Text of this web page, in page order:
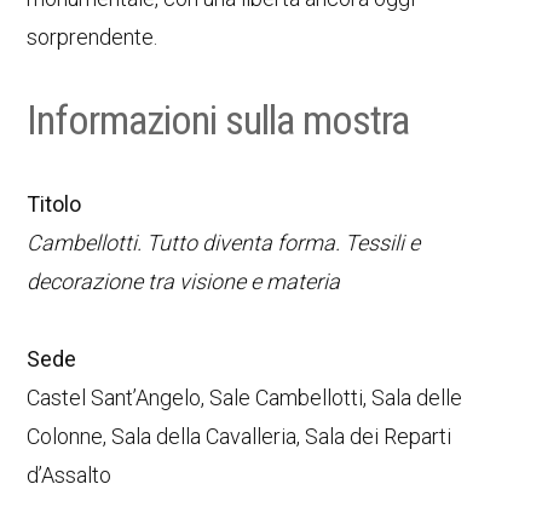
sorprendente.
Informazioni sulla mostra
Titolo
Cambellotti. Tutto diventa forma. Tessili e
decorazione tra visione e materia
Sede
Castel Sant’Angelo, Sale Cambellotti, Sala delle
Colonne, Sala della Cavalleria, Sala dei Reparti
d’Assalto